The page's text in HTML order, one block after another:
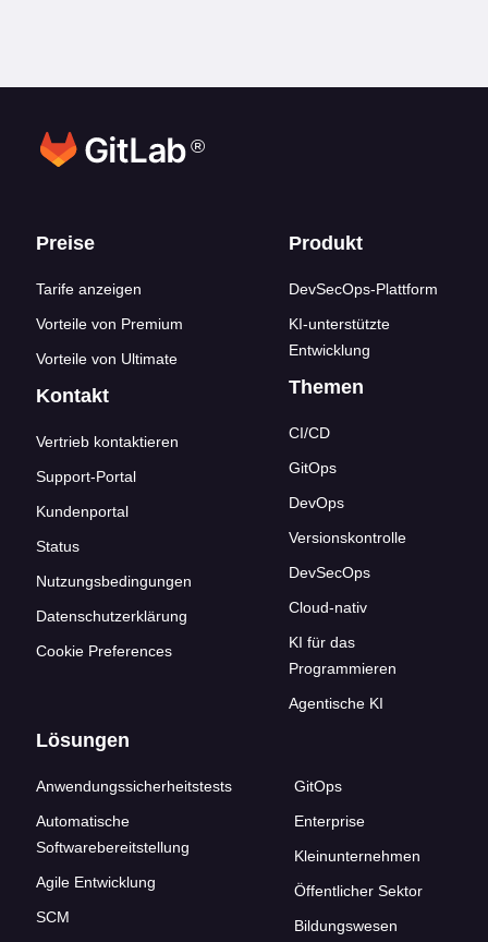
®
Footer-Links
Preise
Tarife anzeigen
Vorteile von Premium
Vorteile von Ultimate
Kontakt
Vertrieb kontaktieren
Support-Portal
Kundenportal
Status
Nutzungsbedingungen
Datenschutzerklärung
Cookie Preferences
Produkt
DevSecOps-Plattform
KI-unterstützte
Entwicklung
Themen
CI/CD
GitOps
DevOps
Versionskontrolle
DevSecOps
Cloud-nativ
KI für das
Programmieren
Agentische KI
Lösungen
Anwendungssicherheitstests
Automatische
Softwarebereitstellung
Agile Entwicklung
SCM
GitOps
Enterprise
Kleinunternehmen
Öffentlicher Sektor
Bildungswesen